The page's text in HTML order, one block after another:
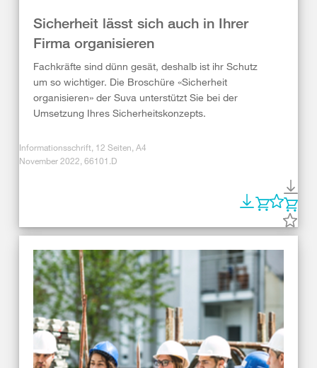
Sicherheit lässt sich auch in Ihrer
Firma organisieren
Fachkräfte sind dünn gesät, deshalb ist ihr Schutz
um so wichtiger. Die Broschüre «Sicherheit
organisieren» der Suva unterstützt Sie bei der
Umsetzung Ihres Sicherheitskonzepts.
Informationsschrift, 12 Seiten, A4
November 2022, 66101.D